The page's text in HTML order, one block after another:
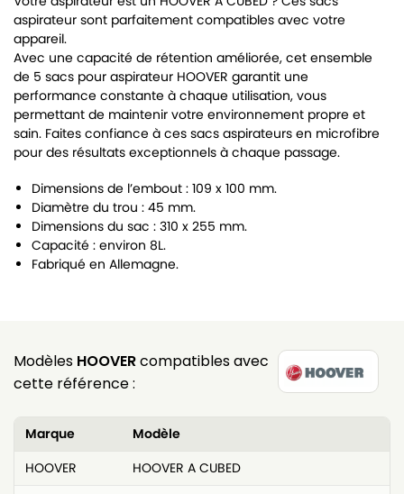
aspirateur sont parfaitement compatibles avec votre
appareil.
Avec une capacité de rétention améliorée, cet ensemble
de 5 sacs pour aspirateur HOOVER garantit une
performance constante à chaque utilisation, vous
permettant de maintenir votre environnement propre et
sain. Faites confiance à ces sacs aspirateurs en microfibre
pour des résultats exceptionnels à chaque passage.
Dimensions de l’embout : 109 x 100 mm.
Diamètre du trou : 45 mm.
Dimensions du sac : 310 x 255 mm.
Capacité : environ 8L.
Fabriqué en Allemagne.
Modèles HOOVERcompatibles avec
cette référence :
Marque
Modèle
HOOVER
HOOVER A CUBED